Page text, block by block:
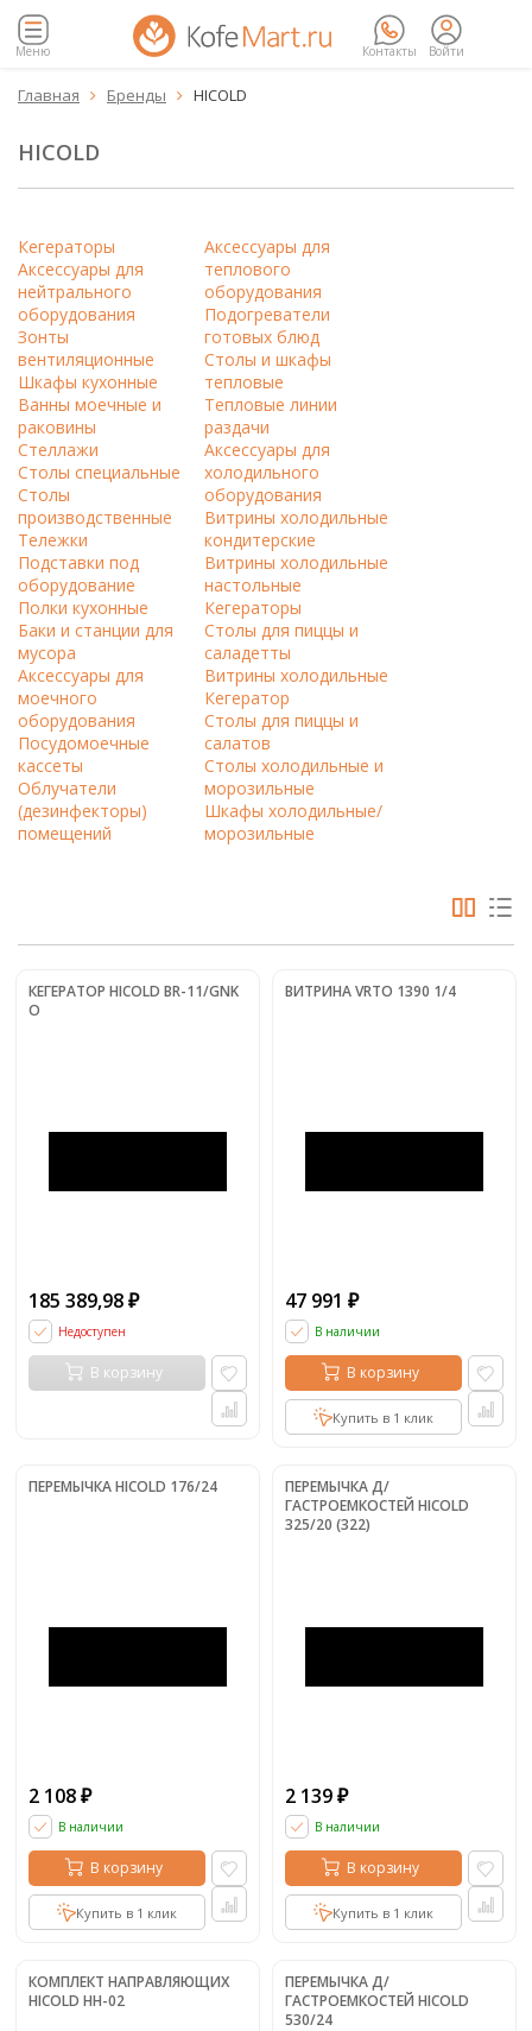
Меню Контакты Войти
Главная  Бренды  HICOLD
HICOLD
Кегераторы
Аксессуары для
нейтрального
оборудования
Зонты
вентиляционные
Шкафы кухонные
Ванны моечные и
раковины
Стеллажи
Столы специальные
Столы
производственные
Тележки
Подставки под
оборудование
Полки кухонные
Баки и станции для
мусора
Аксессуары для
моечного
оборудования
Посудомоечные
кассеты
Облучатели
(дезинфекторы)
помещений
Аксессуары для
теплового
оборудования
Подогреватели
готовых блюд
Столы и шкафы
тепловые
Тепловые линии
раздачи
Аксессуары для
холодильного
оборудования
Витрины холодильные
кондитерские
Витрины холодильные
настольные
Кегераторы
Столы для пиццы и
саладетты
Витрины холодильные
Кегератор
Столы для пиццы и
салатов
Столы холодильные и
морозильные
Шкафы холодильные/
морозильные
КЕГЕРАТОР HICOLD BR-11/GNK
О
185 389,98 ₽
Недоступен
В корзину
ВИТРИНА VRTO 1390 1/4
47 991 ₽
В наличии
В корзину
Купить в 1 клик
ПЕРЕМЫЧКА HICOLD 176/24
2 108 ₽
В наличии
В корзину
Купить в 1 клик
ПЕРЕМЫЧКА Д/
ГАСТРОЕМКОСТЕЙ HICOLD
325/20 (322)
2 139 ₽
В наличии
В корзину
Купить в 1 клик
КОМПЛЕКТ НАПРАВЛЯЮЩИХ
HICOLD НН-02
ПЕРЕМЫЧКА Д/
ГАСТРОЕМКОСТЕЙ HICOLD
530/24